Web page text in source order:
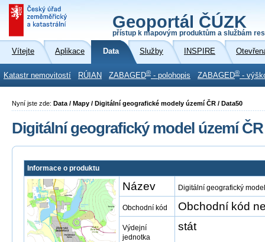
Geoportál ČÚZK
přístup k mapovým produktům a službám
Vítejte Aplikace Data Služby INSPIRE
Katastr nemovitostí RÚIAN ZABAGED® - polohopis ZABAGED® -
Nyní jste zde: Data / Mapy / Digitální geografické modely území ČR / Data50
Digitální geografický model území ČR
Informace o produktu
Název Digitální geografický
Obchodní kód Obchodní kód
Výdejní
jednotka
stát